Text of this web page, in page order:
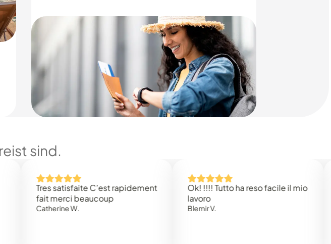
sind.
Tres satisfaite C’est rapidement
fait merci beaucoup
Catherine W.
Ok! !!!! Tutto ha reso facile il mio